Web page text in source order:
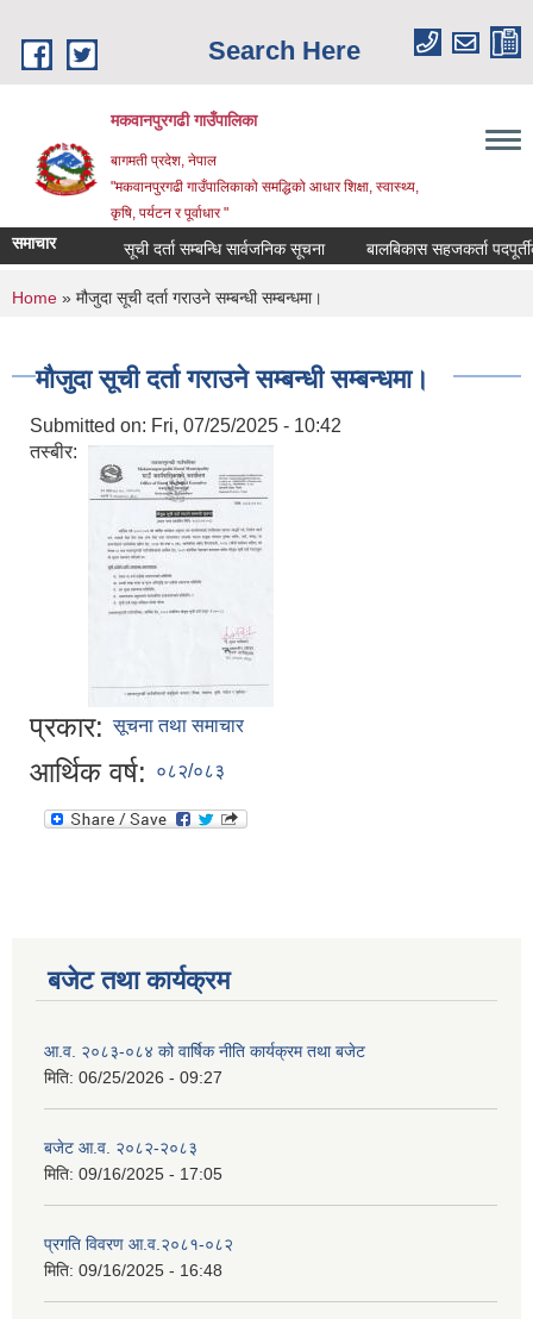
Search Here
मकवानपुरगढी गाउँपालिका
बागमती प्रदेश, नेपाल
"मकवानपुरगढी गाउँपालिकाको समद्धिको आधार शिक्षा, स्‍वास्‍थ्‍य,
कृषि, पर्यटन र पूर्वाधार "
समाचार सूची दर्ता सम्बन्धि सार्वजनिक सूचना बालबिकास सहजकर्ता पदपूर्तीका
You are here
Home » मौजुदा सूची दर्ता गराउने सम्बन्धी सम्बन्धमा।
मौजुदा सूची दर्ता गराउने सम्बन्धी सम्बन्धमा।
Submitted on: Fri, 07/25/2025 - 10:42
तस्बीर:
प्रकार: सूचना तथा समाचार
आर्थिक वर्ष: ०८२/०८३
बजेट तथा कार्यक्रम
आ.व. २०८३-०८४ को वार्षिक नीति कार्यक्रम तथा बजेट
मिति: 06/25/2026 - 09:27
बजेट आ.व. २०८२-२०८३
मिति: 09/16/2025 - 17:05
प्रगति विवरण आ.व.२०८१-०८२
मिति: 09/16/2025 - 16:48